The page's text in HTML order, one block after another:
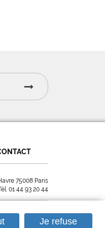
Je refuse
75008 Paris
01 44 93 20 44